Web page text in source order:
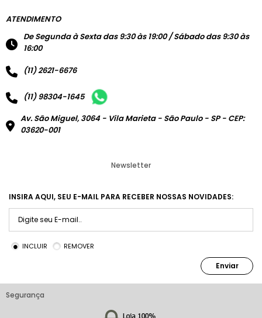
ATENDIMENTO
De Segunda à Sexta das 9:30 às 19:00 / Sábado das 9:30 às
16:00
(11) 2621-6676
(11) 98304-1645
Av. São Miguel, 3064 - Vila Marieta - São Paulo - SP - CEP:
03620-001
Newsletter
INSIRA AQUI, SEU E-MAIL PARA RECEBER NOSSAS NOVIDADES:
INCLUIR REMOVER
Enviar
Segurança